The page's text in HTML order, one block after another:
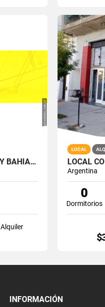
DEPARTAMENTO 3 AMB. ALBERTI Y BAHIA BLANCA
Alquiler
LOCAL
Argentina
0
Dormitorios
INFORMACIÓN